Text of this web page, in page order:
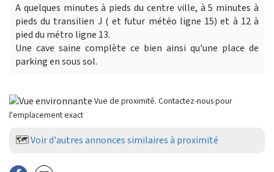
A quelques minutes à pieds du centre ville, à 5 minutes à
pieds du transilien J ( et futur météo ligne 15) et à 12 à
pied du métro ligne 13.
Une cave saine complète ce bien ainsi qu'une place de
parking en sous sol.
Vue de proximité. Contactez-nous pour
l'emplacement exact
🗺️Voir d'autres annonces similaires à proximité